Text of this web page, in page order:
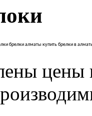
брелки алматы купить брелки в
цены